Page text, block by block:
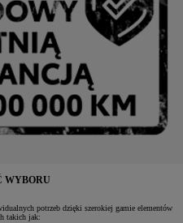
WYBORU
potrzeb dzięki szerokiej gamie elementów
takich jak: